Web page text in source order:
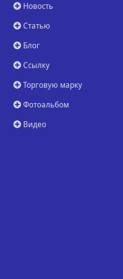
Новость
Статью
Блог
Ссылку
Торговую марку
Фотоальбом
Видео